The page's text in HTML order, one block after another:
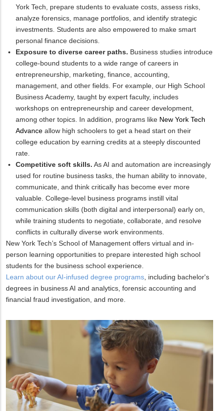
York Tech, prepare students to evaluate costs, assess risks,
analyze forensics, manage portfolios, and identify strategic
investments. Students are also empowered to make smart
personal finance decisions.
Exposure to diverse career paths. Business studies introduce
college-bound students to a wide range of careers in
entrepreneurship, marketing, finance, accounting,
management, and other fields. For example, our High School
Business Academy, taught by expert faculty, includes
workshops on entrepreneurship and career development,
among other topics. In addition, programs like New York Tech
Advance allow high schoolers to get a head start on their
college education by earning credits at a steeply discounted
rate.
Competitive soft skills. As AI and automation are increasingly
used for routine business tasks, the human ability to innovate,
communicate, and think critically has become ever more
valuable. College-level business programs instill vital
communication skills (both digital and interpersonal) early on,
while training students to negotiate, collaborate, and resolve
conflicts in culturally diverse work environments.
New York Tech’s School of Management offers virtual and in-
person learning opportunities to prepare interested high school
students for the business school experience.
Learn about our AI-infused degree programs , including bachelor's
degrees in business AI and analytics, forensic accounting and
financial fraud investigation, and more.